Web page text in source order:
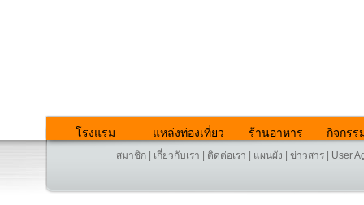
โรงแรม แหล่งท่องเที่ยว ร้านอาหาร กิจกรร
สมาชิก เกี่ยวกับเรา ติดต่อเรา แผนผัง ข่าวสาร User